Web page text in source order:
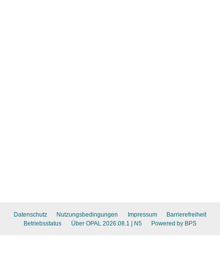
Datenschutz Nutzungsbedingungen Impressum
Barrierefreiheit
Betriebsstatus
Über OPAL 2026.08.1 | N5 Powered by BPS